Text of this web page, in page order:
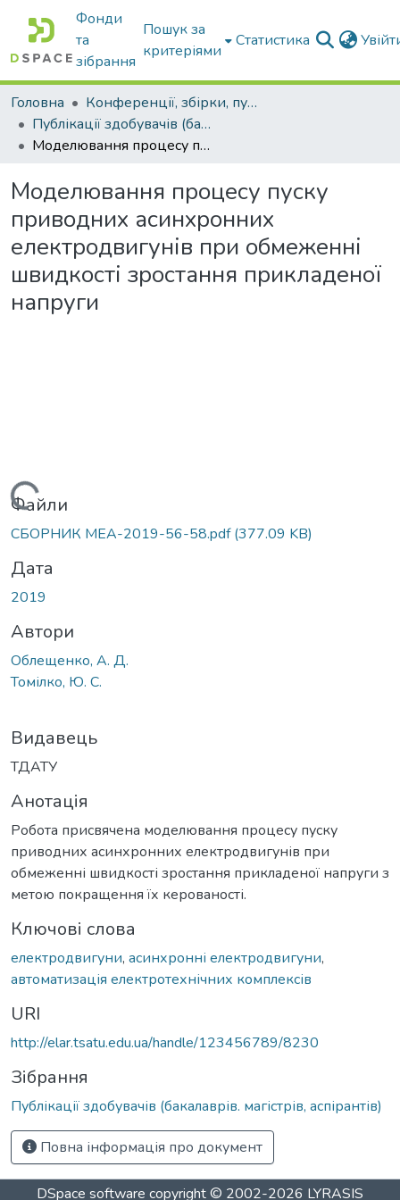
Фонди
та
зібрання
Пошук за
критеріями
Статистика
Головна
Конференції, збірки, публікації молодих вчених і здобувачів : магістрів, бакалаврів, аспірантів.
Публікації здобувачів (бакалаврів. магістрів, аспірантів)
Моделювання процесу пуску приводних асинхронних електродвигунів при обмеженні швидкості зростання прикладеної напруги
Моделювання процесу пуску
приводних асинхронних
електродвигунів при обмеженні
швидкості зростання прикладеної
напруги
Вантажиться...
Файли
СБОРНИК МЕА-2019-56-58.pdf(377.09 KB)
Дата
2019
Автори
Облещенко, А. Д.
Томілко, Ю. С.
Видавець
ТДАТУ
Анотація
Робота присвячена моделювання процесу пуску
приводних асинхронних електродвигунів при
обмеженні швидкості зростання прикладеної напруги з
метою покращення їх керованості.
Ключові слова
електродвигуни, асинхронні електродвигуни,
автоматизація електротехнічних комплексів
URI
http://elar.tsatu.edu.ua/handle/123456789/8230
Зібрання
Публікації здобувачів (бакалаврів. магістрів, аспірантів)
Повна інформація про документ
DSpace software copyright © 2002-2026 LYRASIS